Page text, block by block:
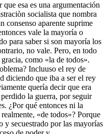
esa es una argumentación
socialista que nombra
consenso aparente suprime
vale la mayoría o
para saber si son mayoría los
no vale. Pero, en todo
como «la de todos».
Incluuso el rey de
diciendo que iba a ser el rey
quería decir que era
la guerra, por seguir
¿Por qué entonces ni la
«de todos»? Porque
y secuestrado por las mayorías